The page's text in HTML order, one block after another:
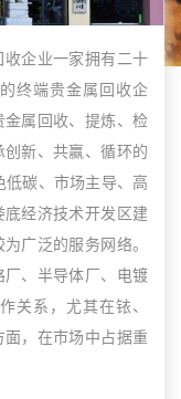
企业一家拥有二十
终端贵金属回收企
属回收、提炼、检
新、共赢、循环的
碳、市场主导、高
经济技术开发区建
广泛的服务网络。
、半导体厂、电镀
关系，尤其在铱、
，在市场中占据重